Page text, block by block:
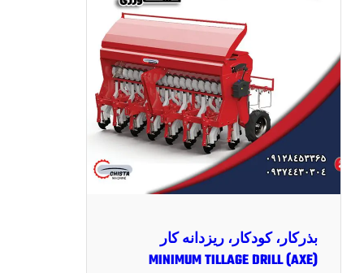
بذرکار، کودکار، ریزدانه کار
MINIMUM TILLAGE DRILL (AXE)